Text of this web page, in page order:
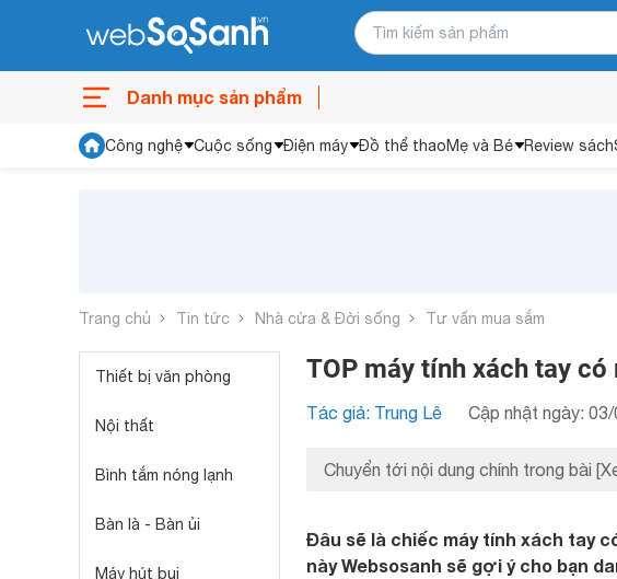
Danh mục sản phẩm
Công nghệ Cuộc sống Điện máy Đồ thể thaoMẹ và Bé Review sách
Trang chủ Tin tức Nhà cửa & Đời sống Tư vấn mua sắm
Thiết bị văn phòng
Nội thất
Bình tắm nóng lạnh
Bàn là - Bàn ủi
Máy hút bụi
TOP máy tính xách tay
Tác giả: Trung Lê Cập nhật ngày:
Chuyển tới nội dung chính trong bài
Đâu sẽ là chiếc máy tính xách tay
này Websosanh sẽ gợi ý cho bạn